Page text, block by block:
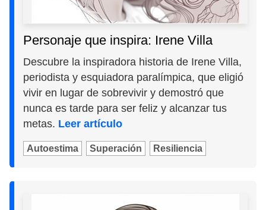
Personaje que inspira: Irene Villa
Descubre la inspiradora historia de Irene Villa,
periodista y esquiadora paralímpica, que eligió
vivir en lugar de sobrevivir y demostró que
nunca es tarde para ser feliz y alcanzar tus
metas. Leer artículo
Autoestima Superación Resiliencia